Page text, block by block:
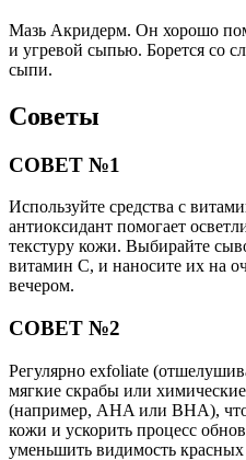
Мазь Акридерм. Он хорошо
и угревой сыпью. Борется со
сыпи.
Советы
СОВЕТ №1
Используйте средства с
антиоксидант помогает
текстуру кожи. Выбирайте
витамин C, и наносите их на
вечером.
СОВЕТ №2
Регулярно exfoliate
мягкие скрабы или
(например, AHA или BHA),
кожи и ускорить процесс
уменьшить видимость красных